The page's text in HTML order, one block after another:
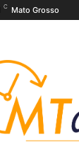
C Mato Grosso